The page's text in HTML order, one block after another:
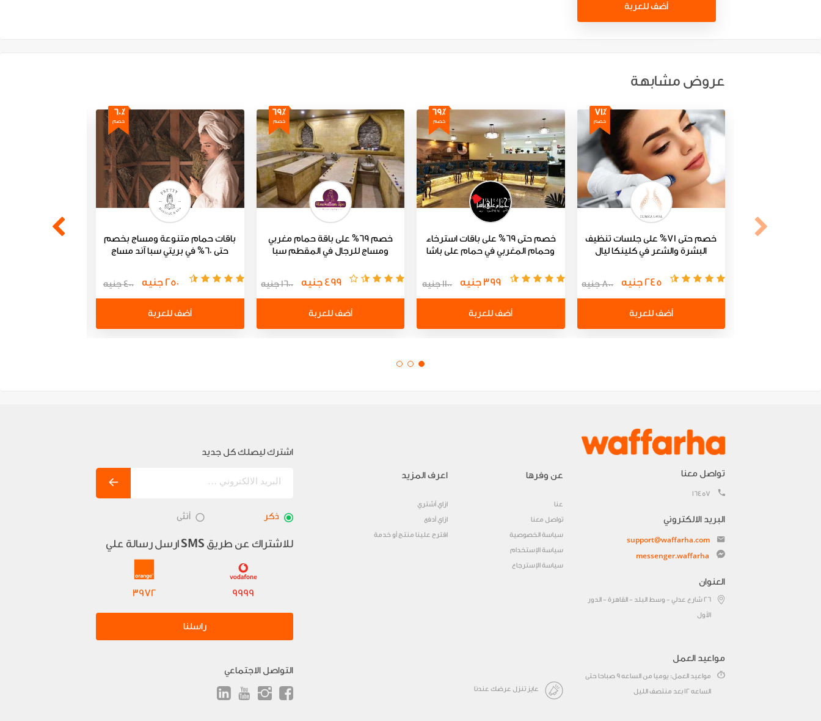
أضف للعربة
عروض مشابهة
71٪
خصم
خصم حتى 71% على جلسات تنظيف
البشرة والشعر في كلينكا ليال
245 جنيه 800 جنيه
أضف للعربة
69٪
خصم
خصم حتى 69% على باقات استرخاء
وحمام المغربي في حمام على باشا
399 جنيه 1100 جنيه
أضف للعربة
69٪
خصم
خصم 69% على باقة حمام مغربي
ومساج للرجال في المقطم سبا
499 جنيه 1600 جنيه
أضف للعربة
60٪
خصم
باقات حمام متنوعة ومساج بخصم
حتى 60% في بريتي سبا آند مساج
250 جنيه 400 جنيه
أضف للعربة
جلسات مساج
تواصل معنا
16457
البريد الالكتروني
support@waffarha.com
messenger.waffarha
العنوان
٢٦ شارع عدلي - وسط البلد - القاهرة - الدور
الأول
عن وفرها
عنا
تواصل معنا
سياسة الخصوصية
سياسة الإستخدام
سياسة الإسترجاع
اعرف المزيد
ازاي أشتري
ازاي أدفع
اقترح علينا منتج أو خدمة
اشترك ليصلك كل جديد
ذكر أنثى
للاشتراك عن طريق SMS ارسل رسالة علي
9999
3972
راسلنا
مواعيد العمل
مواعيد العمل: يوميا من الساعه 9 صباحا حتى
الساعه 12 بعد منتصف الليل
عايز تنزل عرضك عندنا
التواصل الاجتماعي